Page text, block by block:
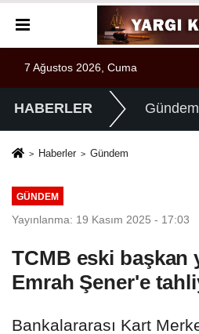
7 Ağustos 2026, Cuma
HABERLER Gündem
Haberler Gündem
GÜNDEM
Yayınlanma: 19 Kasım 2025 - 17:03
TCMB eski başkan
Emrah Şener'e
Bankalararası Kart